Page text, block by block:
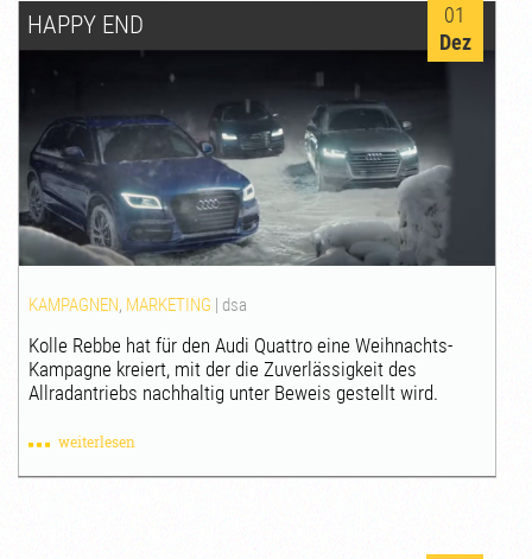
HAPPY END
01
Dez
KAMPAGNEN, MARKETING | dsa
Kolle Rebbe hat für den Audi Quattro eine Weihnachts-
Kampagne kreiert, mit der die Zuverlässigkeit des
Allradantriebs nachhaltig unter Beweis gestellt wird.
weiterlesen